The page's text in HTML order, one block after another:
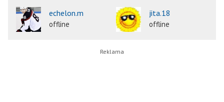
echelon.m
offline
jita.18
offline